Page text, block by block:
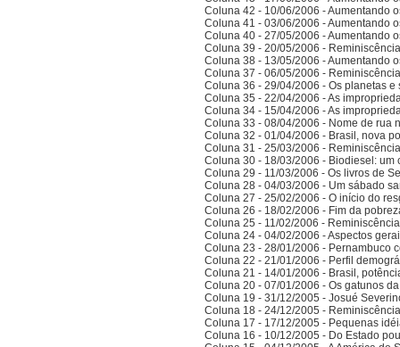
Coluna 42 - 10/06/2006 - Aumentando
Coluna 41 - 03/06/2006 - Aumentando
Coluna 40 - 27/05/2006 - Aumentando
Coluna 39 - 20/05/2006 -
Coluna 38 - 13/05/2006 - Aumentando
Coluna 37 - 06/05/2006 -
Coluna 36 - 29/04/2006 - Os planetas e
Coluna 35 - 22/04/2006 - As
Coluna 34 - 15/04/2006 - As
Coluna 33 - 08/04/2006 - Nome de rua
Coluna 32 - 01/04/2006 - Brasil, nova
Coluna 31 - 25/03/2006 -
Coluna 30 - 18/03/2006 - Biodiesel:
Coluna 29 - 11/03/2006 - Os livros de
Coluna 28 - 04/03/2006 - Um sábado
Coluna 27 - 25/02/2006 - O início do
Coluna 26 - 18/02/2006 - Fim da
Coluna 25 - 11/02/2006 -
Coluna 24 - 04/02/2006 - Aspectos
Coluna 23 - 28/01/2006 - Pernambuco
Coluna 22 - 21/01/2006 - Perfil
Coluna 21 - 14/01/2006 - Brasil,
Coluna 20 - 07/01/2006 - Os gatunos
Coluna 19 - 31/12/2005 - Josué
Coluna 18 - 24/12/2005 -
Coluna 17 - 17/12/2005 - Pequenas
Coluna 16 - 10/12/2005 - Do Estado